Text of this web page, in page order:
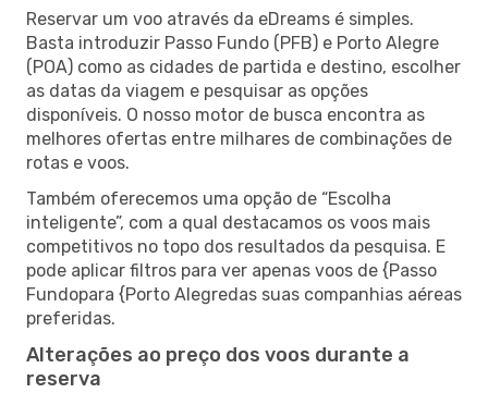
Reservar um voo através da eDreams é simples.
Basta introduzir Passo Fundo (PFB) e Porto Alegre
(POA) como as cidades de partida e destino, escolher
as datas da viagem e pesquisar as opções
disponíveis. O nosso motor de busca encontra as
melhores ofertas entre milhares de combinações de
rotas e voos.
Também oferecemos uma opção de “Escolha
inteligente”, com a qual destacamos os voos mais
competitivos no topo dos resultados da pesquisa. E
pode aplicar filtros para ver apenas voos de {Passo
Fundopara {Porto Alegredas suas companhias aéreas
preferidas.
Alterações ao preço dos voos durante a
reserva